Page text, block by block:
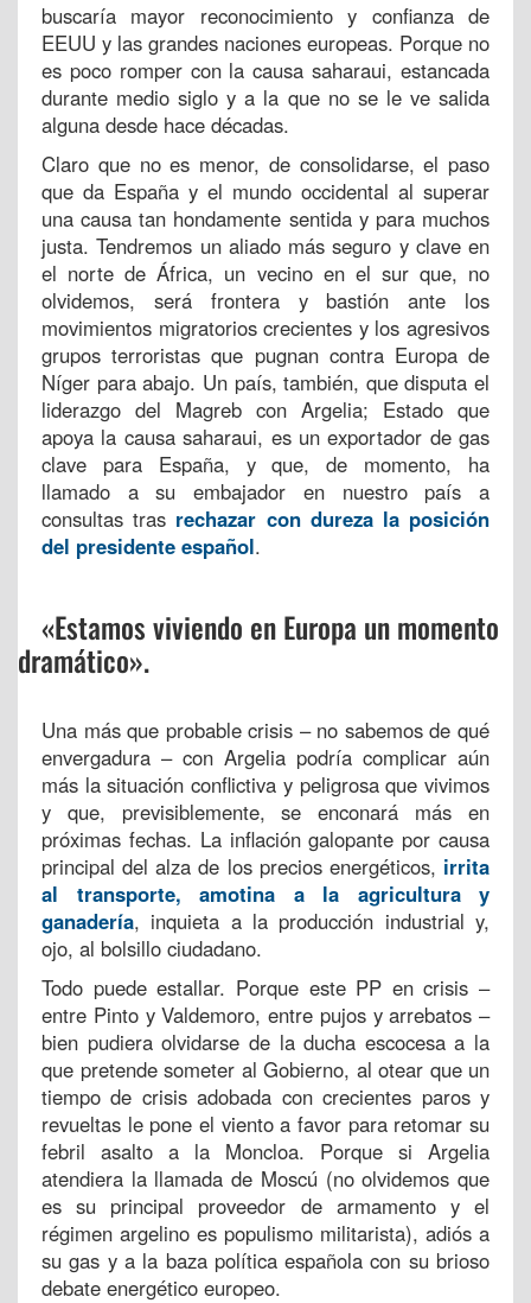
buscaría mayor reconocimiento y confianza de
EEUU y las grandes naciones europeas. Porque no
es poco romper con la causa saharaui, estancada
durante medio siglo y a la que no se le ve salida
alguna desde hace décadas.
Claro que no es menor, de consolidarse, el paso
que da España y el mundo occidental al superar
una causa tan hondamente sentida y para muchos
justa. Tendremos un aliado más seguro y clave en
el norte de África, un vecino en el sur que, no
olvidemos, será frontera y bastión ante los
movimientos migratorios crecientes y los agresivos
grupos terroristas que pugnan contra Europa de
Níger para abajo. Un país, también, que disputa el
liderazgo del Magreb con Argelia; Estado que
apoya la causa saharaui, es un exportador de gas
clave para España, y que, de momento, ha
llamado a su embajador en nuestro país a
consultas tras rechazar con dureza la posición
del presidente español.
«Estamos viviendo en Europa un momento
dramático».
Una más que probable crisis – no sabemos de qué
envergadura – con Argelia podría complicar aún
más la situación conflictiva y peligrosa que vivimos
y que, previsiblemente, se enconará más en
próximas fechas. La inflación galopante por causa
principal del alza de los precios energéticos, irrita
al transporte, amotina a la agricultura y
ganadería, inquieta a la producción industrial y,
ojo, al bolsillo ciudadano.
Todo puede estallar. Porque este PP en crisis –
entre Pinto y Valdemoro, entre pujos y arrebatos –
bien pudiera olvidarse de la ducha escocesa a la
que pretende someter al Gobierno, al otear que un
tiempo de crisis adobada con crecientes paros y
revueltas le pone el viento a favor para retomar su
febril asalto a la Moncloa. Porque si Argelia
atendiera la llamada de Moscú (no olvidemos que
es su principal proveedor de armamento y el
régimen argelino es populismo militarista), adiós a
su gas y a la baza política española con su brioso
debate energético europeo.